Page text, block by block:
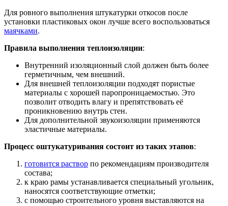
Для ровного выполнения штукатурки откосов после
установки пластиковых окон лучше всего воспользоваться
маячками.
Правила выполнения теплоизоляции:
Внутренний изоляционный слой должен быть более
герметичным, чем внешний.
Для внешней теплоизоляции подходят пористые
материалы с хорошей паропроницаемостью. Это
позволит отводить влагу и препятствовать её
проникновению внутрь стен.
Для дополнительной звукоизоляции применяются
эластичные материалы.
Процесс оштукатуривания состоит из таких этапов:
готовится раствор по рекомендациям производителя
состава;
к краю рамы устанавливается специальный угольник,
наносятся соответствующие отметки;
с помощью строительного уровня выставляются на